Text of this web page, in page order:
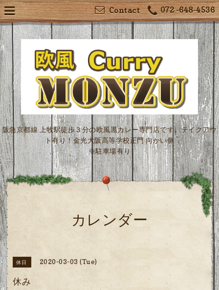
072 -648-4536
Contact
阪急京都線 上牧駅徒歩３分の欧風黒カレー専門店です。テイクアウ
ト有り！金光大阪高等学校正門 向かい側
※駐車場有り
カレンダー
休日 2020-03-03 (Tue)
休み